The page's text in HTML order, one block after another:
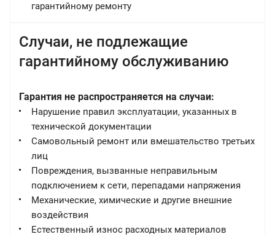
гарантийному ремонту
Случаи, не подлежащие
гарантийному обслуживанию
Гарантия не распространяется на случаи:
Нарушение правил эксплуатации, указанных в
технической документации
Самовольный ремонт или вмешательство третьих
лиц
Повреждения, вызванные неправильным
подключением к сети, перепадами напряжения
Механические, химические и другие внешние
воздействия
Естественный износ расходных материалов